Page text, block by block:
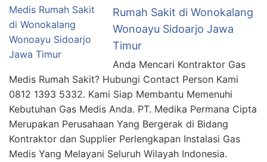
Rumah Sakit di Wonokalang
Wonoayu Sidoarjo Jawa
Timur
Anda Mencari Kontraktor Gas
Medis Rumah Sakit? Hubungi Contact Person Kami
0812 1393 5332. Kami Siap Membantu Memenuhi
Kebutuhan Gas Medis Anda. PT. Medika Permana Cipta
Merupakan Perusahaan Yang Bergerak di Bidang
Kontraktor dan Supplier Perlengkapan Instalasi Gas
Medis Yang Melayani Seluruh Wilayah Indonesia.